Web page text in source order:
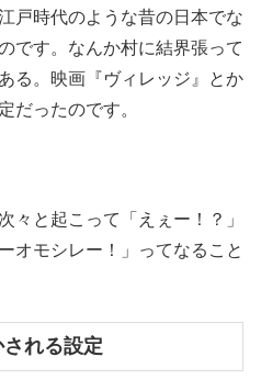
戸時代のような昔の日本でな
です。なんか村に結界張って
る。映画『ヴィレッジ』とか
だったのです。
々と起こって「えぇー！？」
オモシレー！」ってなること
れる設定